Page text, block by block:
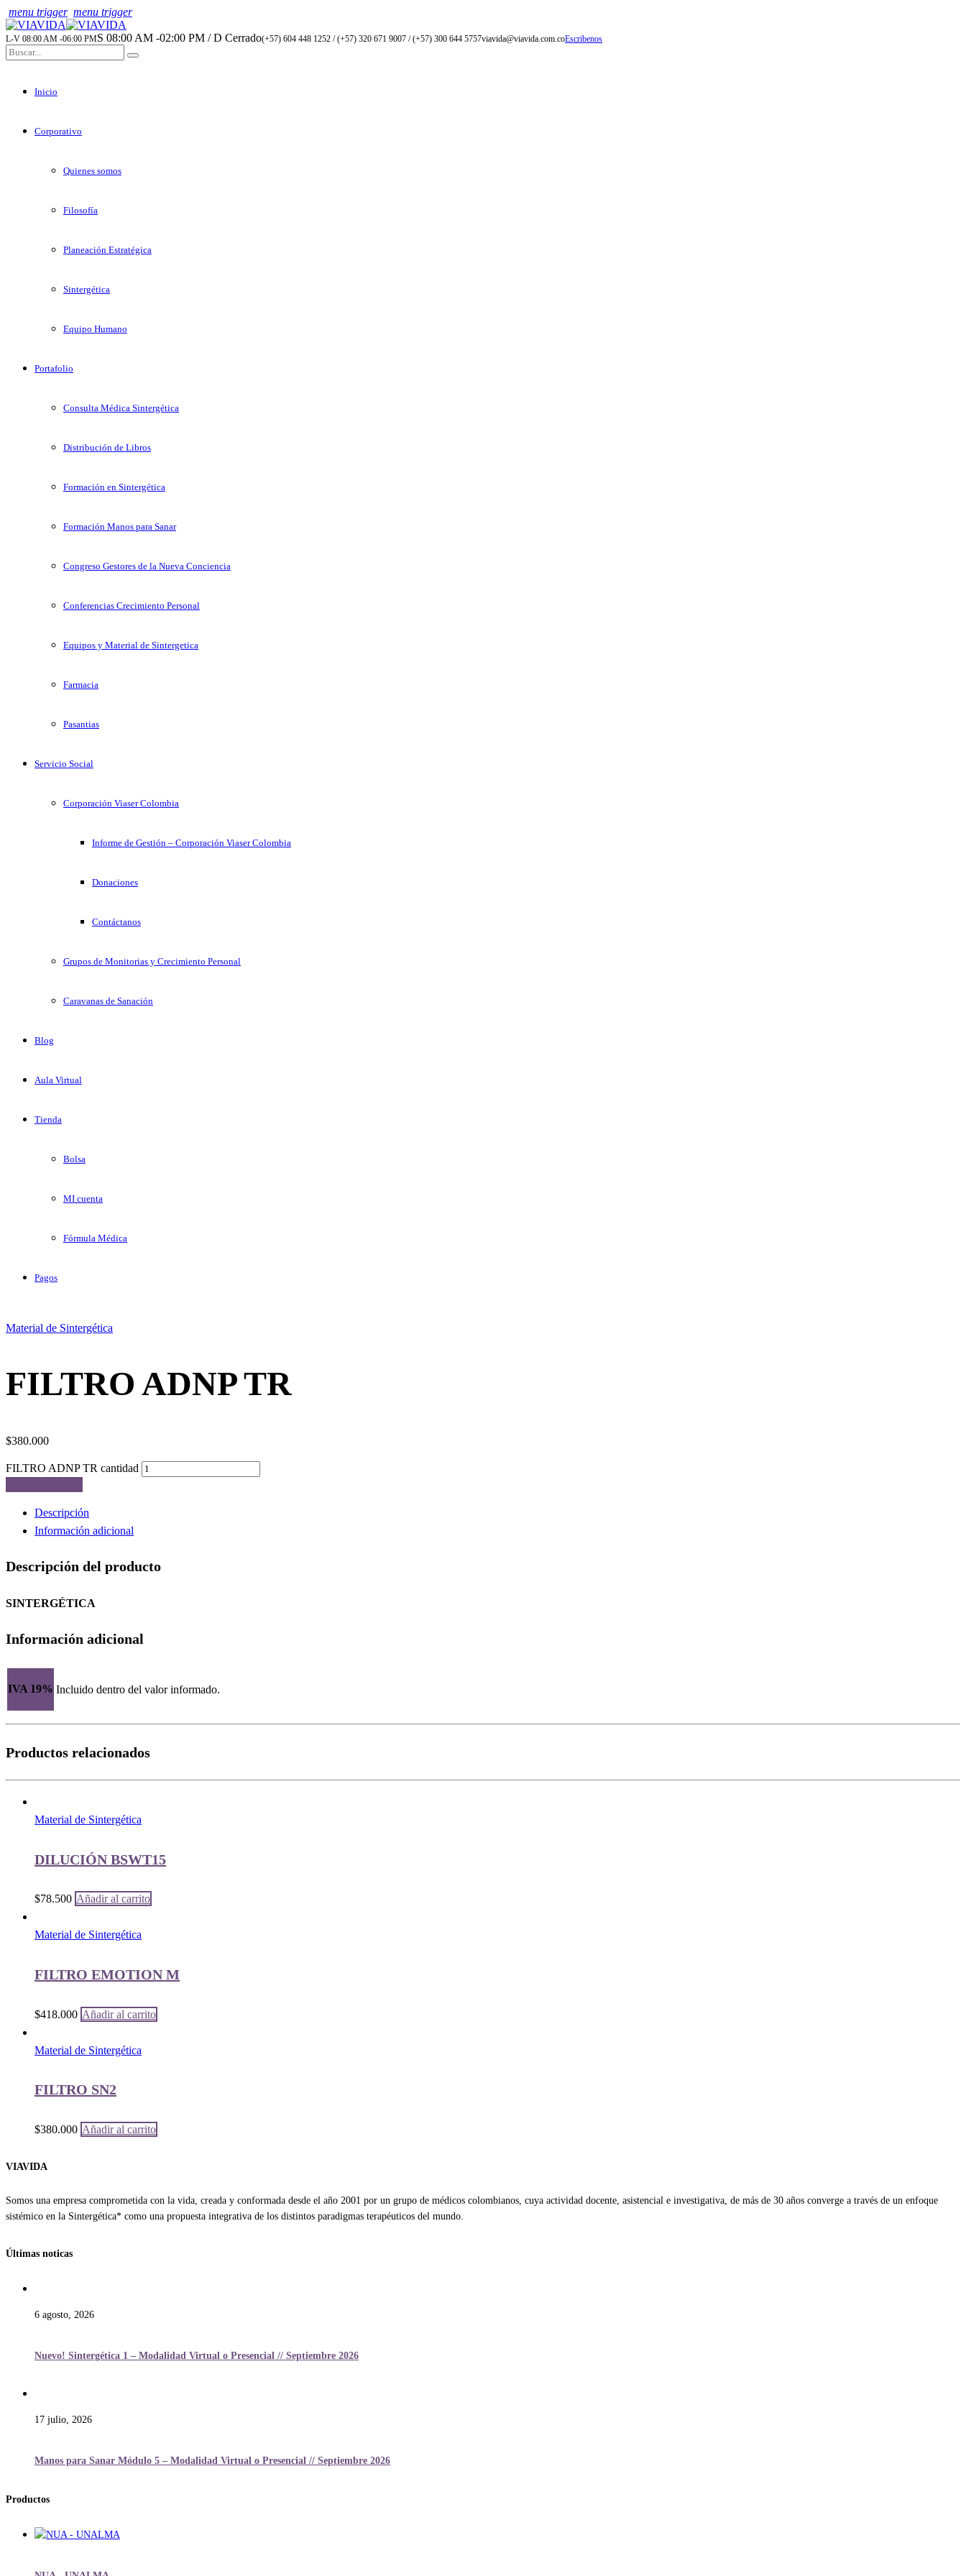
menu trigger menu trigger
L-V 08:00 AM -06:00 PMS 08:00 AM -02:00 PM / D Cerrado(+57) 604 448 1252 / (+57) 320 671 9007 / (+57) 300 644 5757viavida@viavida.com.coEscribenos
Inicio
Corporativo
Quienes somos
Filosofía
Planeación Estratégica
Sintergética
Equipo Humano
Portafolio
Consulta Médica Sintergética
Distribución de Libros
Formación en Sintergética
Formación Manos para Sanar
Congreso Gestores de la Nueva Conciencia
Conferencias Crecimiento Personal
Equipos y Material de Sintergetica
Farmacia
Pasantias
Servicio Social
Corporación Viaser Colombia
Informe de Gestión – Corporación Viaser Colombia
Donaciones
Contáctanos
Grupos de Monitorias y Crecimiento Personal
Caravanas de Sanación
Blog
Aula Virtual
Tienda
Bolsa
MI cuenta
Fórmula Médica
Pagos
Material de Sintergética
FILTRO ADNP TR
$380.000
FILTRO ADNP TR cantidad
Descripción
Información adicional
Descripción del producto
SINTERGÉTICA
Información adicional
IVA 19% Incluido dentro del valor informado.
Productos relacionados
Material de Sintergética
DILUCIÓN BSWT15
$78.500 Añadir al carrito
Material de Sintergética
FILTRO EMOTION M
$418.000 Añadir al carrito
Material de Sintergética
FILTRO SN2
$380.000 Añadir al carrito
VIAVIDA
Somos una empresa comprometida con la vida, creada y conformada desde el año 2001 por un grupo de médicos colombianos, cuya actividad docente, asistencial e investigativa, de más de 30 años converge a través de un enfoque
sistémico en la Sintergética* como una propuesta integrativa de los distintos paradigmas terapéuticos del mundo.
Últimas noticas
6 agosto, 2026
Nuevo! Sintergética 1 – Modalidad Virtual o Presencial // Septiembre 2026
17 julio, 2026
Manos para Sanar Módulo 5 – Modalidad Virtual o Presencial // Septiembre 2026
Productos